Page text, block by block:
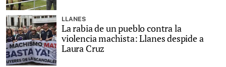
LLANES
La rabia de un pueblo contra la
violencia machista: Llanes despide a
Laura Cruz